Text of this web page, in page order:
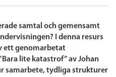
samtal och gemensamt
I denna resurs
ett genomarbetat
lite katastrof” av Johan
samarbete, tydliga strukturer